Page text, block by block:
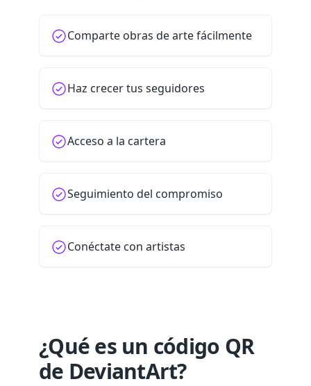
Comparte obras de arte fácilmente
Haz crecer tus seguidores
Acceso a la cartera
Seguimiento del compromiso
Conéctate con artistas
¿Qué es un código QR
de DeviantArt?